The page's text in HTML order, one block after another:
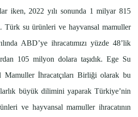
iken, 2022 yılı sonunda 1 milyar 815
Türk su ürünleri ve hayvansal mamuller
ABD’ye ihracatımızı yüzde 48’lik
105 milyon dolara taşıdık. Ege Su
İhracatçıları Birliği olarak bu
büyük dilimini yaparak Türkiye’nin
ve hayvansal mamuller ihracatının